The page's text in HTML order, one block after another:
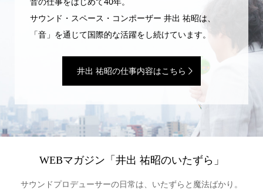
サウンド・スペース・コンポーザー 井出 祐昭は、
「音」を通じて国際的な活躍をし続けています。
井出 祐昭の仕事内容はこちら
WEBマガジン「井出 祐昭のいたずら」
サウンドプロデューサーの日常は、いたずらと魔法ばかり。